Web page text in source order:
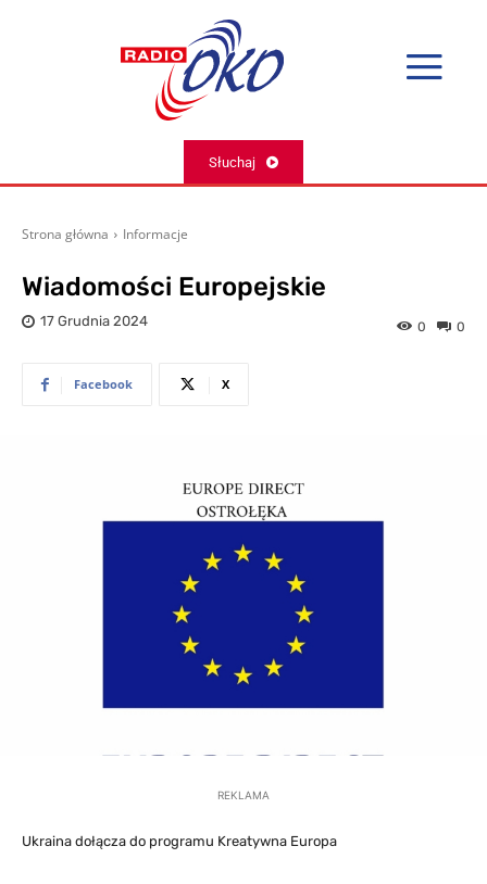
Słuchaj
Strona główna Informacje
Wiadomości Europejskie
17 Grudnia 2024 0
0
Facebook X
REKLAMA
Ukraina dołącza do programu Kreatywna Europa